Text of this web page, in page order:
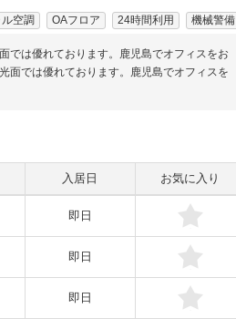
空調 OAフロア 24時間利用 機械警備
は優れております。鹿児島でオフィスをお
面では優れております。鹿児島でオフィスを
入居日 お気に入り
即日
即日
即日